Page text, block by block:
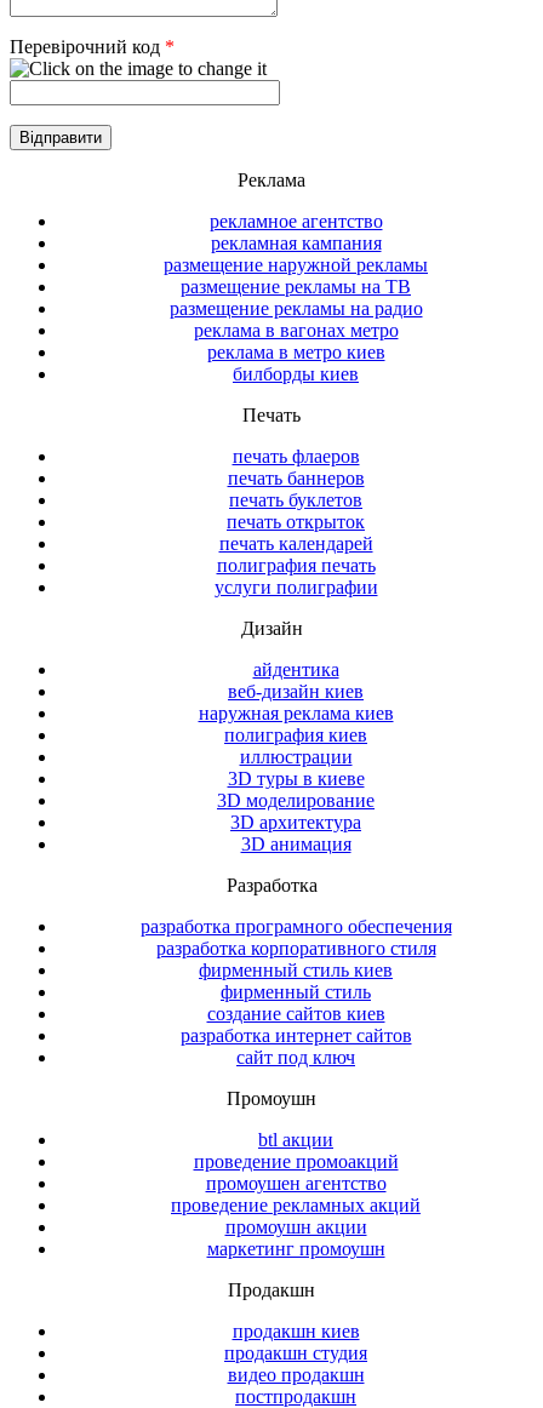
Перевірочний код *
Реклама
рекламное агентство
рекламная кампания
размещение наружной рекламы
размещение рекламы на ТВ
размещение рекламы на радио
реклама в вагонах метро
реклама в метро киев
билборды киев
Печать
печать флаеров
печать баннеров
печать буклетов
печать открыток
печать календарей
полиграфия печать
услуги полиграфии
Дизайн
айдентика
веб-дизайн киев
наружная реклама киев
полиграфия киев
иллюстрации
3D туры в киеве
3D моделирование
3D архитектура
3D анимация
Разработка
разработка програмного обеспечения
разработка корпоративного стиля
фирменный стиль киев
фирменный стиль
создание сайтов киев
разработка интернет сайтов
сайт под ключ
Промоушн
btl акции
проведение промоакций
промоушен агентство
проведение рекламных акций
промоушн акции
маркетинг промоушн
Продакшн
продакшн киев
продакшн студия
видео продакшн
постпродакшн